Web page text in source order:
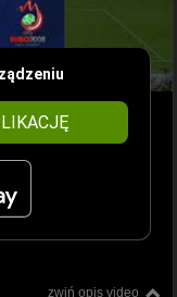
zwiń opis video